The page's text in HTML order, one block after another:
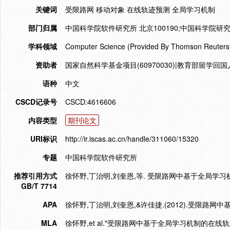
关键词
受限路网 移动对象 在线轨迹预测 全局学习机制
部门归属
中国科学院软件研究所 北京100190;中国科学院研
学科领域
Computer Science (Provided By Thomson
资助者
国家自然科学基金项目(60970030)|教育部留学回
语种
中文
CSCD记录号
CSCD:4616606
内容类型
期刊论文
URI标识
http://ir.iscas.ac.cn/handle/311060/15320
专题
中国科学院软件研究所
推荐引用方式
GB/T 7714
徐怀野,丁治明,刘奎恩,等. 受限路网中基于全局学
APA
徐怀野,丁治明,刘奎恩,&许佳捷.(2012).受限路网中
MLA
徐怀野,et al."受限路网中基于全局学习机制的在线